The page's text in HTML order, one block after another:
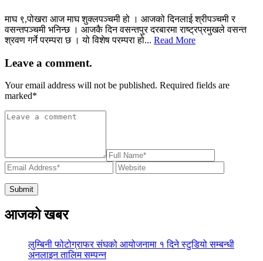
माघ ९,पोखरा आज माघ शुक्लपञ्चमी हो । आजको दिनलाई श्रीपञ्चमी र
वसन्तपञ्चमी भनिन्छ । आजकै दिन वसन्तपुर दरबारमा राष्ट्रप्रमुखले वसन्त
श्रवण गर्ने परम्परा छ । यो विशेष परम्परा हो... Read More
Leave a comment.
Your email address will not be published. Required fields are
marked*
आजको खबर
लुम्बिनी फोटोग्राफर संघको आयोजनामा १ दिने स्टुडियो सम्बन्धी
अनलाइन तालिम सम्पन्न